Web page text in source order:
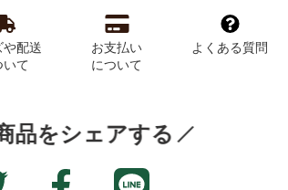
や配送
いて
お支払い
について
よくある質問
品をシェアする
Twitter
Facebook
Translation